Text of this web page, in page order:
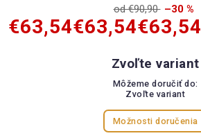
od €90,90 –30 %
€63,54€63,54€63,54
Zvoľte variant
Môžeme doručiť do:
Zvoľte variant
Možnosti doručenia